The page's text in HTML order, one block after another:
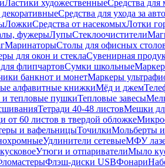
Ластики художественныеСредства
Средства для ухода за
ЛожкиСредства от насекомыхЛотки
фужерыЛупыСтеклоочистители
МаринаторыСтолы для офисных
для окон и стеклаСувенирная
флипчартовСумки школьные
банкнот и монетМаркеры
алфавитные книжкиМёд и джем
и тепловые пушкиТепловые завесы
Тетради 40-48 листовМешки
от 60 листов в твердой обложке
и вафельницыТочилкиМольберты
Удлинители сетевыеМФУ
Утюги и отпаривателиМыло
Флэш-диски USBФонари